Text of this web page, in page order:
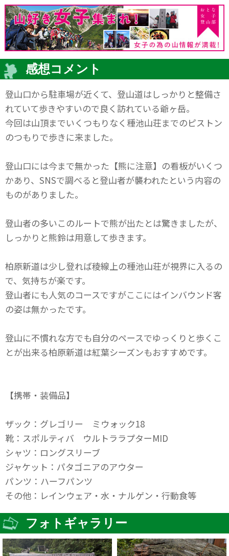
感想コメント
登山口から駐車場が近くて、登山道はしっかりと整備さ
れていて歩きやすいので良く訪れている爺ヶ岳。
今回は山頂までいくつもりなく種池山荘までのピストン
のつもりで歩きに来ました。
登山口には今まで無かった【熊に注意】の看板がいくつ
かあり、SNSで調べると登山者が襲われたという内容の
ものがありました。
登山者の多いこのルートで熊が出たとは驚きましたが、
しっかりと熊鈴は用意して歩きます。
柏原新道は少し登れば稜線上の種池山荘が視界に入るの
で、気持ちが楽です。
登山者にも人気のコースですがここにはインバウンド客
の姿は無かったです。
登山に不慣れな方でも自分のペースでゆっくりと歩くこ
とが出来る柏原新道は紅葉シーズンもおすすめです。
【携帯・装備品】
ザック：グレゴリー ミウォック18
靴：スポルティバ ウルトララプターMID
シャツ：ロングスリーブ
ジャケット：パタゴニアのアウター
パンツ：ハーフパンツ
その他：レインウェア・水・ナルゲン・行動食等
フォトギャラリー